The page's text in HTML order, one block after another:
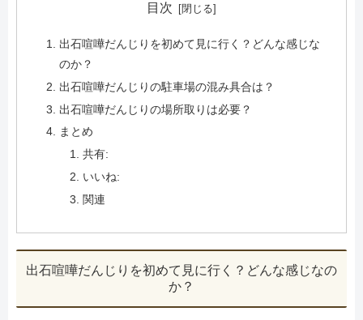
目次
出石喧嘩だんじりを初めて見に行く？どんな感じな
のか？
出石喧嘩だんじりの駐車場の混み具合は？
出石喧嘩だんじりの場所取りは必要？
まとめ
共有:
いいね:
関連
出石喧嘩だんじりを初めて見に行く？どんな感じなの
か？